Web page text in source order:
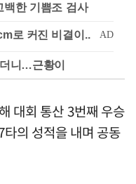
한 기쁨조 검사
니…근황이
대회 통산 3번째 우승
의 성적을 내며 공동